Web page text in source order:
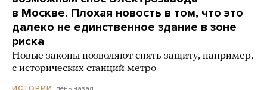
в Москве. Плохая новость в том, что это
далеко не единственное здание в зоне
риска
Новые законы позволяют снять защиту, например,
с исторических станций метро
ИСТОРИИ день назад